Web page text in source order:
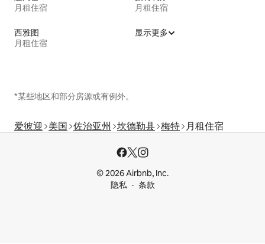
月租住宿
月租住宿
西雅图
月租住宿
显示更多
*某些地区和部分房源或有例外。
爱彼迎 美国 佐治亚州 坎德勒县 梅特 月租住宿
© 2026 Airbnb, Inc.
隐私
条款